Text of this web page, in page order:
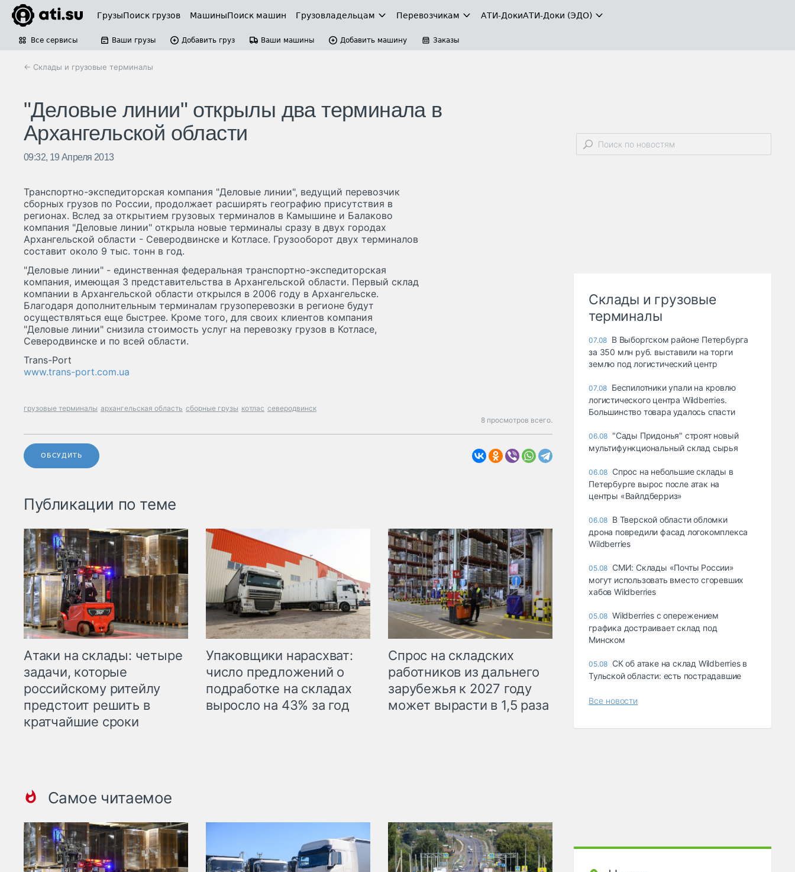
ГрузыПоиск грузов МашиныПоиск машин Грузовладельцам Перевозчикам АТИ-ДокиАТИ-Доки (ЭДО)
Все сервисы Ваши грузы Добавить груз Ваши машины Добавить машину Заказы
← Склады и грузовые терминалы
"Деловые линии" открылы два терминала в
Архангельской области
09:32, 19 Апреля 2013
Транспортно-экспедиторская компания "Деловые линии", ведущий перевозчик
сборных грузов по России, продолжает расширять географию присутствия в
регионах. Вслед за открытием грузовых терминалов в Камышине и Балаково
компания "Деловые линии" открыла новые терминалы сразу в двух городах
Архангельской области - Северодвинске и Котласе. Грузооборот двух терминалов
составит около 9 тыс. тонн в год.
"Деловые линии" - единственная федеральная транспортно-экспедиторская
компания, имеющая 3 представительства в Архангельской области. Первый склад
компании в Архангельской области открылся в 2006 году в Архангельске.
Благодаря дополнительным терминалам грузоперевозки в регионе будут
осуществляться еще быстрее. Кроме того, для своих клиентов компания
"Деловые линии" снизила стоимость услуг на перевозку грузов в Котласе,
Северодвинске и по всей области.
Trans-Port
www.trans-port.com.ua
грузовые терминалы архангельская область сборные грузы котлас северодвинск
8 просмотров всего.
ОБСУДИТЬ
Публикации по теме
Атаки на склады: четыре
задачи, которые
российскому ритейлу
предстоит решить в
кратчайшие сроки
Упаковщики нарасхват:
число предложений о
подработке на складах
выросло на 43% за год
Спрос на складских
работников из дальнего
зарубежья к 2027 году
может вырасти в 1,5 раза
Самое читаемое
Склады и грузовые
терминалы
07.08 В Выборгском районе Петербурга
за 350 млн руб. выставили на торги
землю под логистический центр
07.08 Беспилотники упали на кровлю
логистического центра Wildberries.
Большинство товара удалось спасти
06.08 "Сады Придонья" строят новый
мультифункциональный склад сырья
06.08 Спрос на небольшие склады в
Петербурге вырос после атак на
центры «Вайлдберриз»
06.08 В Тверской области обломки
дрона повредили фасад логокомплекса
Wildberries
05.08 СМИ: Склады «Почты России»
могут использовать вместо сгоревших
хабов Wildberries
05.08 Wildberries с опережением
графика достраивает склад под
Минском
05.08 СК об атаке на склад Wildberries в
Тульской области: есть пострадавшие
Все новости